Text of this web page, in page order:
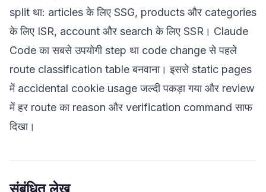
split था: articles के लिए SSG, products और categories
के लिए ISR, account और search के लिए SSR। Claude
Code का सबसे उपयोगी step था code change से पहले
route classification table बनवाना। इससे static pages
में accidental cookie usage जल्दी पकड़ा गया और review
में हर route का reason और verification command साफ
दिखा।